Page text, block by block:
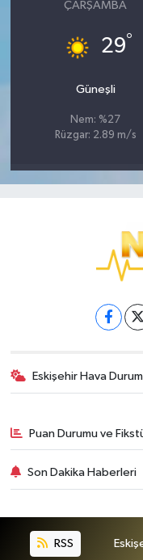
ÇARŞAMBA
29°
Güneşli
Nem: %27
Rüzgar: 2.89 m/s
Eskişehir Hava
Puan Durumu ve
Son Dakika Haberleri
RSS